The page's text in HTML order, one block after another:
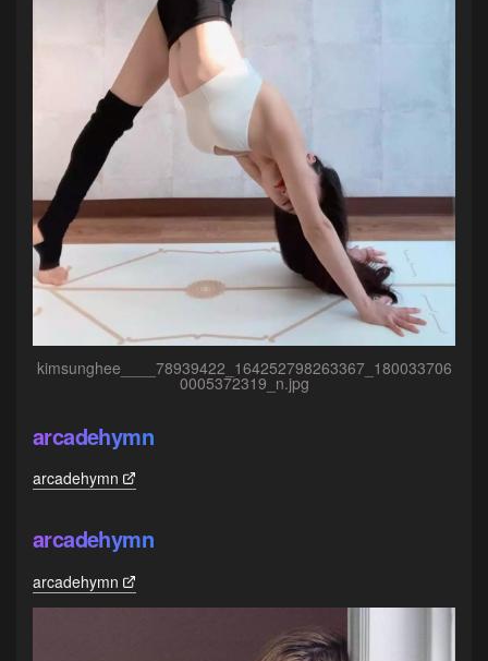
kimsunghee____78939422_164252798263367_180033706
0005372319_n.jpg
arcadehymn
arcadehymn
arcadehymn
arcadehymn